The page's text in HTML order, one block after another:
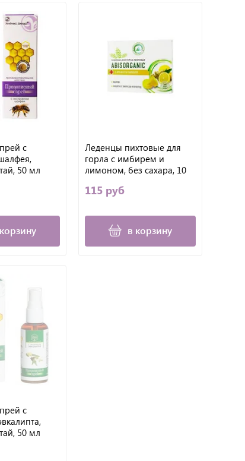
с
50 мл
Леденцы пихтовые для
горла c имбирем и
лимоном, без сахара, 10
115 руб
в корзину
с
50 мл